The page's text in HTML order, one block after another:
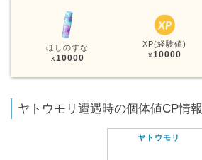
ほしのすな
x10000
XP(経験値)
x10000
ヤトウモリ遭遇時の個体値CP情報
ヤトウモリ